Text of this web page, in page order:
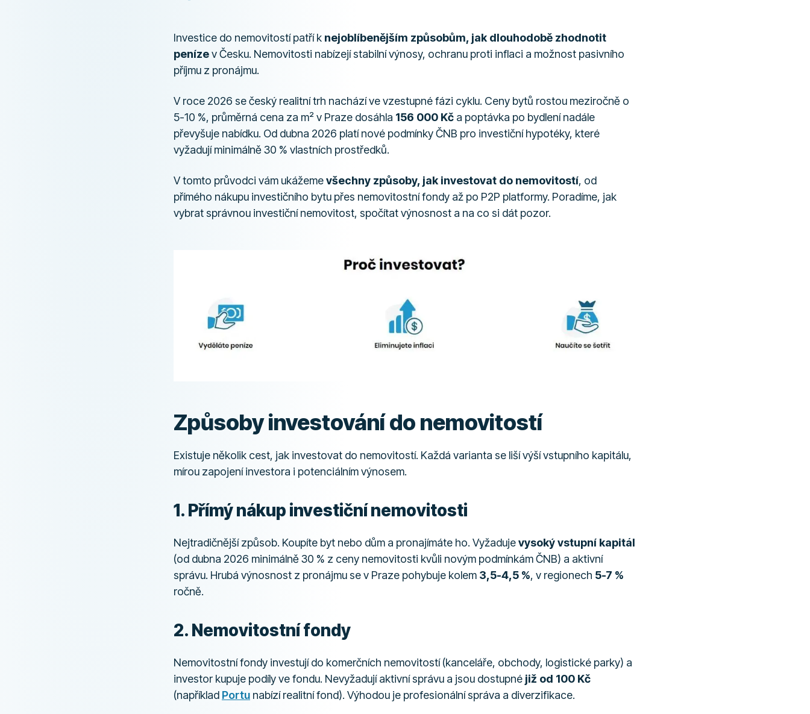
Investice do nemovitostí patří k nejoblíbenějším způsobům, jak dlouhodobě zhodnotit
penízev Česku. Nemovitosti nabízejí stabilní výnosy, ochranu proti inflaci a možnost pasivního
příjmu z pronájmu.
V roce 2026 se český realitní trh nachází ve vzestupné fázi cyklu. Ceny bytů rostou meziročně o
5-10 %, průměrná cena za m² v Praze dosáhla 156 000 Kč a poptávka po bydlení nadále
převyšuje nabídku. Od dubna 2026 platí nové podmínky ČNB pro investiční hypotéky, které
vyžadují minimálně 30 % vlastních prostředků.
V tomto průvodci vám ukážemevšechny způsoby, jak investovat do nemovitostí, od
přímého nákupu investičního bytu přes nemovitostní fondy až po P2P platformy. Poradíme, jak
vybrat správnou investiční nemovitost, spočítat výnosnost a na co si dát pozor.
Způsoby investování do nemovitostí
Existuje několik cest, jak investovat do nemovitostí. Každá varianta se liší výší vstupního kapitálu,
mírou zapojení investora i potenciálním výnosem.
1. Přímý nákup investiční nemovitosti
Nejtradičnější způsob. Koupíte byt nebo dům a pronajímáte ho. Vyžadujevysoký vstupní kapitál
(od dubna 2026 minimálně 30 % z ceny nemovitosti kvůli novým podmínkám ČNB) a aktivní
správu. Hrubá výnosnost z pronájmu se v Praze pohybuje kolem 3,5-4,5 %, v regionech 5-7 %
ročně.
2. Nemovitostní fondy
Nemovitostní fondy investují do komerčních nemovitostí (kanceláře, obchody, logistické parky) a
investor kupuje podíly ve fondu. Nevyžadují aktivní správu a jsou dostupné již od 100 Kč
(například Portu nabízí realitní fond). Výhodou je profesionální správa a diverzifikace.